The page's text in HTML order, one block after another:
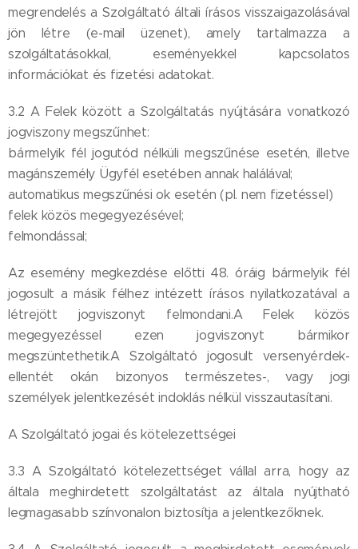
megrendelés a Szolgáltató általi írásos visszaigazolásával
jön létre (e-mail üzenet), amely tartalmazza a
szolgáltatásokkal, eseményekkel kapcsolatos
információkat és fizetési adatokat.
3.2 A Felek között a Szolgáltatás nyújtására vonatkozó
jogviszony megszűnhet:
bármelyik fél jogutód nélküli megszűnése esetén, illetve
magánszemély Ügyfél esetében annak halálával;
automatikus megszűnési ok esetén (pl. nem fizetéssel)
felek közös megegyezésével;
felmondással;
Az esemény megkezdése előtti 48. óráig bármelyik fél
jogosult a másik félhez intézett írásos nyilatkozatával a
létrejött jogviszonyt felmondani.A Felek közös
megegyezéssel ezen jogviszonyt bármikor
megszüntethetik.A Szolgáltató jogosult versenyérdek-
ellentét okán bizonyos természetes-, vagy jogi
személyek jelentkezését indoklás nélkül visszautasítani.
A Szolgáltató jogai és kötelezettségei
3.3 A Szolgáltató kötelezettséget vállal arra, hogy az
általa meghirdetett szolgáltatást az általa nyújtható
legmagasabb színvonalon biztosítja a jelentkezőknek.